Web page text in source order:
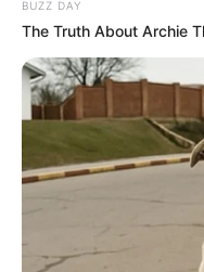
história...
Agente
R$
BUZZ DAY
The Truth About Archie